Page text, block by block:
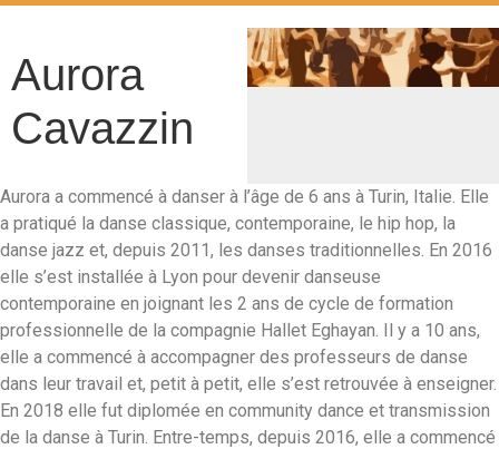
Aurora
Cavazzin
Aurora a commencé à danser à l’âge de 6 ans à Turin, Italie. Elle
a pratiqué la danse classique, contemporaine, le hip hop, la
danse jazz et, depuis 2011, les danses traditionnelles. En 2016
elle s’est installée à Lyon pour devenir danseuse
contemporaine en joignant les 2 ans de cycle de formation
professionnelle de la compagnie Hallet Eghayan. Il y a 10 ans,
elle a commencé à accompagner des professeurs de danse
dans leur travail et, petit à petit, elle s’est retrouvée à enseigner.
En 2018 elle fut diplomée en community dance et transmission
de la danse à Turin. Entre-temps, depuis 2016, elle a commencé